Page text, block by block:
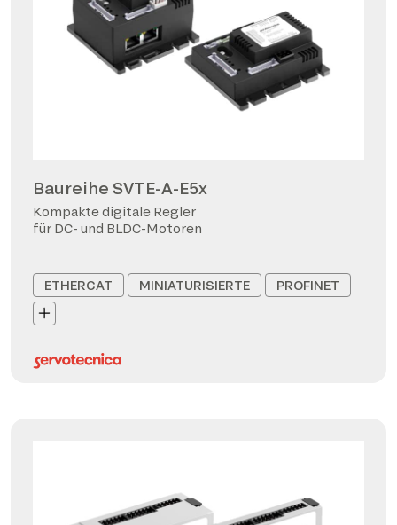
Baureihe SVTE-A-E5x
Kompakte digitale Regler
für DC- und BLDC-Motoren
ETHERCAT MINIATURISIERTE PROFINET